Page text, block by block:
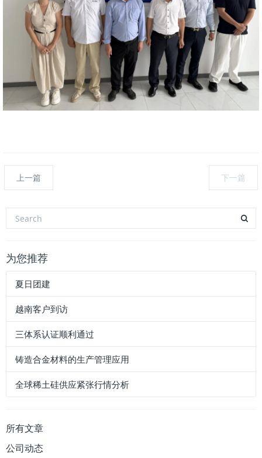
上一篇 下一篇
为您推荐
夏日团建
越南客户到访
三体系认证顺利通过
铸造合金材料的生产管理应用
全球稀土硅供应紧张行情分析
所有文章
公司动态